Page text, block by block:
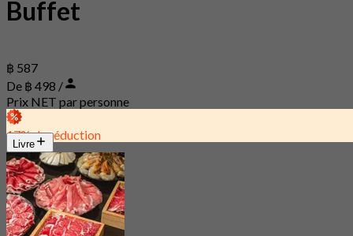
Buffet
฿ 587
De ฿ 498 /
Prix NET par personne
17% de réduction
Livre